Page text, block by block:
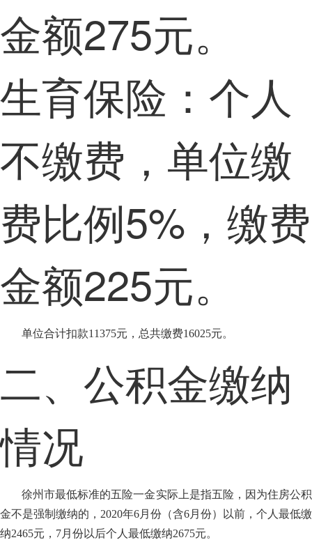
金额275元。
生育保险：个人
不缴费，单位缴
费比例5%，缴费
金额225元。
单位合计扣款11375元，总共缴费16025元。
二、公积金缴纳
情况
徐州市最低标准的五险一金实际上是指五险，因为住房公积
金不是强制缴纳的，2020年6月份（含6月份）以前，个人最低缴
纳2465元，7月份以后个人最低缴纳2675元。